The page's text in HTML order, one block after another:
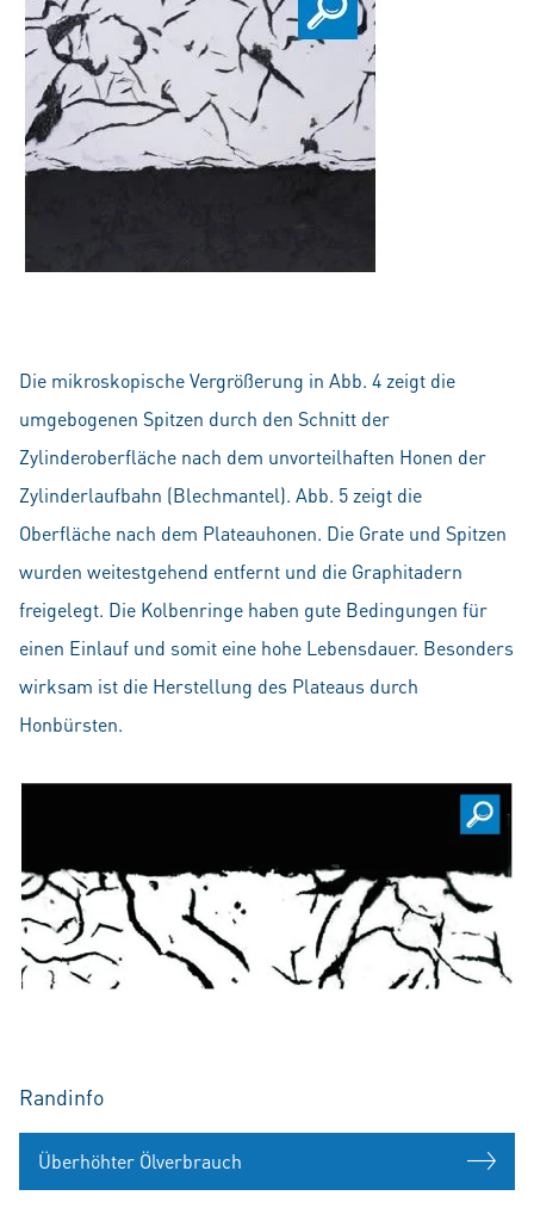
Die mikroskopische Vergrößerung in Abb. 4 zeigt die
umgebogenen Spitzen durch den Schnitt der
Zylinderoberfläche nach dem unvorteilhaften Honen der
Zylinderlaufbahn (Blechmantel). Abb. 5 zeigt die
Oberfläche nach dem Plateauhonen. Die Grate und Spitzen
wurden weitestgehend entfernt und die Graphitadern
freigelegt. Die Kolbenringe haben gute Bedingungen für
einen Einlauf und somit eine hohe Lebensdauer. Besonders
wirksam ist die Herstellung des Plateaus durch
Honbürsten.
Randinfo
Überhöhter Ölverbrauch